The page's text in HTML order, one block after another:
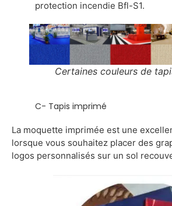
protection incendie Bfl-S1.
Certaines couleurs de
C- Tapis imprimé
La moquette imprimée est une
lorsque vous souhaitez placer des
logos personnalisés sur un sol